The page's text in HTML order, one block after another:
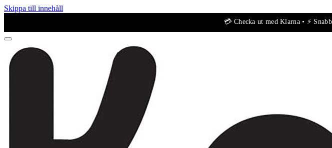
Skippa till innehåll